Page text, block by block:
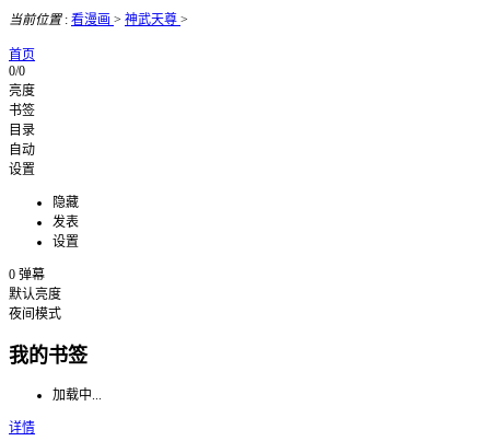
当前位置: 看漫画 > 神武天尊 >
首页
0/0
亮度
书签
目录
自动
设置
隐藏
发表
设置
0 弹幕
默认亮度
夜间模式
我的书签
加载中...
详情